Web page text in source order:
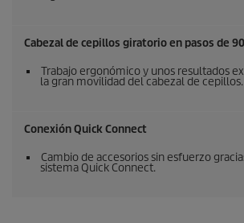
Cabezal de cepillos giratorio en pasos de
Trabajo ergonómico y unos resultados
la gran movilidad del cabezal de cepillos.
ConexiónQuick Connect
Cambio de accesorios sin esfuerzo
sistema Quick Connect.